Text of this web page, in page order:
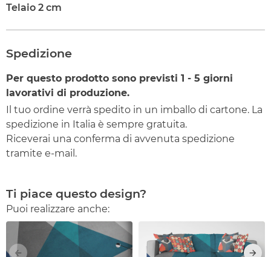
Telaio 2 cm
Spedizione
Per questo prodotto sono previsti 1 - 5 giorni
lavorativi di produzione.
Il tuo ordine verrà spedito in un imballo di cartone. La
spedizione in Italia è sempre gratuita.
Riceverai una conferma di avvenuta spedizione
tramite e-mail.
Ti piace questo design?
Puoi realizzare anche: